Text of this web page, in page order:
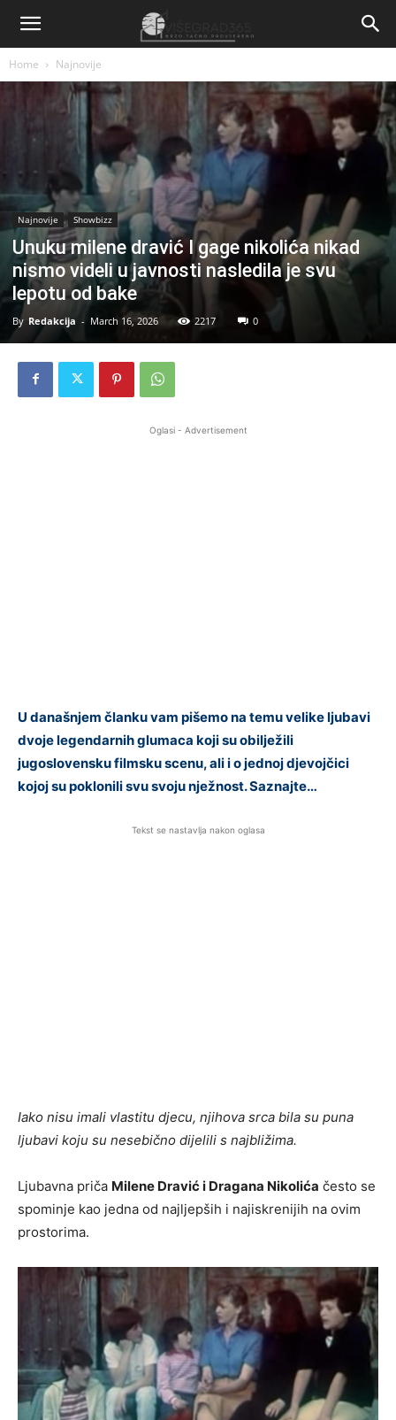
Home Najnovije
Najnovije Showbizz
Unuku milene dravić I gage nikolića nikad
nismo videli u javnosti nasledila je svu
lepotu od bake
By Redakcija - March 16, 2026 2217 0
Oglasi - Advertisement
U današnjem članku vam pišemo na temu velike ljubavi
dvoje legendarnih glumaca koji su obilježili
jugoslovensku filmsku scenu, ali i o jednoj djevojčici
kojoj su poklonili svu svoju nježnost. Saznajte…
Tekst se nastavlja nakon oglasa
Iako nisu imali vlastitu djecu, njihova srca bila su puna
ljubavi koju su nesebično dijelili s najbližima.
Ljubavna priča Milene Dravić i Dragana Nikolića često se
spominje kao jedna od najljepših i najiskrenijih na ovim
prostorima.